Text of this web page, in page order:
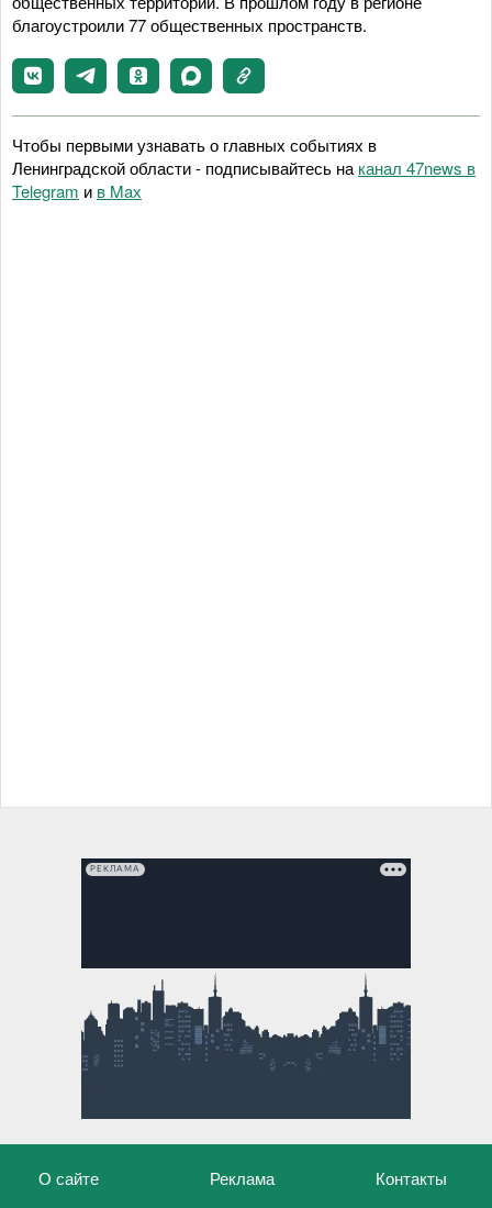
благоустроили 77 общественных пространств.
Чтобы первыми узнавать о главных событиях в
Ленинградской области - подписывайтесь на канал 47news в
Telegram и в Maх
РЕКЛАМА
О сайте Реклама Контакты